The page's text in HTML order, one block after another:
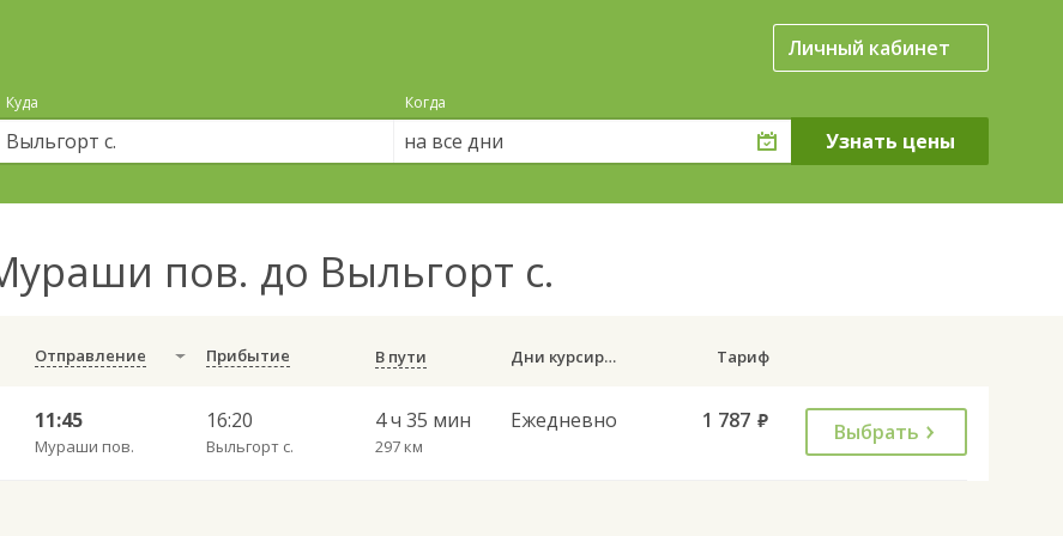
Личный кабинет
Куда Когда
на все дни
пов. до Выльгорт с.
Отправление Прибытие В пути Дни курсирования Тариф
11:45
Мураши пов.
16:20
Выльгорт с.
4 ч 35 мин
297 км
Ежедневно 1 787 руб. Выбрать